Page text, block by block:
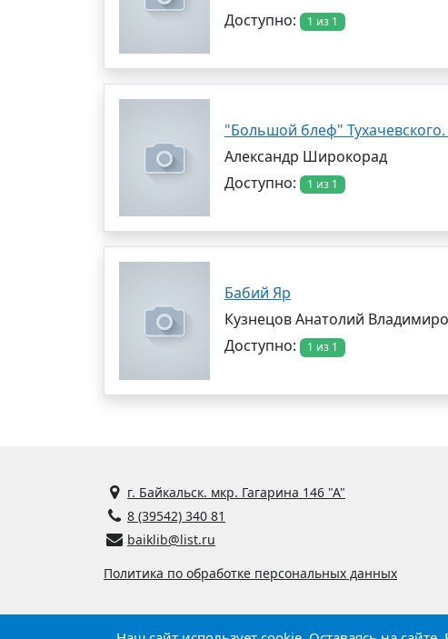
Доступно:
1 из 1
"Большой блеф"
Александр Широкорад
Доступно:
1 из 1
Бабий Яр
Кузнецов Анатолий
Доступно:
1 из 1
г. Байкальск. мкр. Гагарина 146 "А"
8 (39542) 340 81
baiklib@list.ru
Политика по обработке персональных данных